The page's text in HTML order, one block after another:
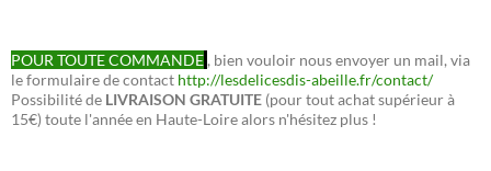
POUR TOUTE COMMANDE , bien vouloir nous envoyer un mail, via
le formulaire de contact http://lesdelicesdis-abeille.fr/contact/
Possibilité de LIVRAISON GRATUITE (pour tout achat supérieur à
15€) toute l'année en Haute-Loire alors n'hésitez plus !